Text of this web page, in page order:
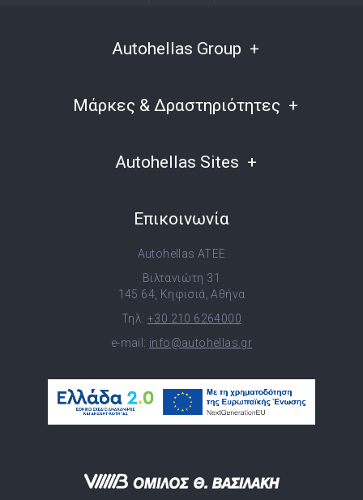
Autohellas Group
Μάρκες & Δραστηριότητες
Autohellas Sites
Επικοινωνία
Autohellas ATEE
Βιλτανιώτη 31
145 64, Κηφισιά, Αθήνα
Τηλ: +30 210 6264000
e-mail: info@autohellas.gr